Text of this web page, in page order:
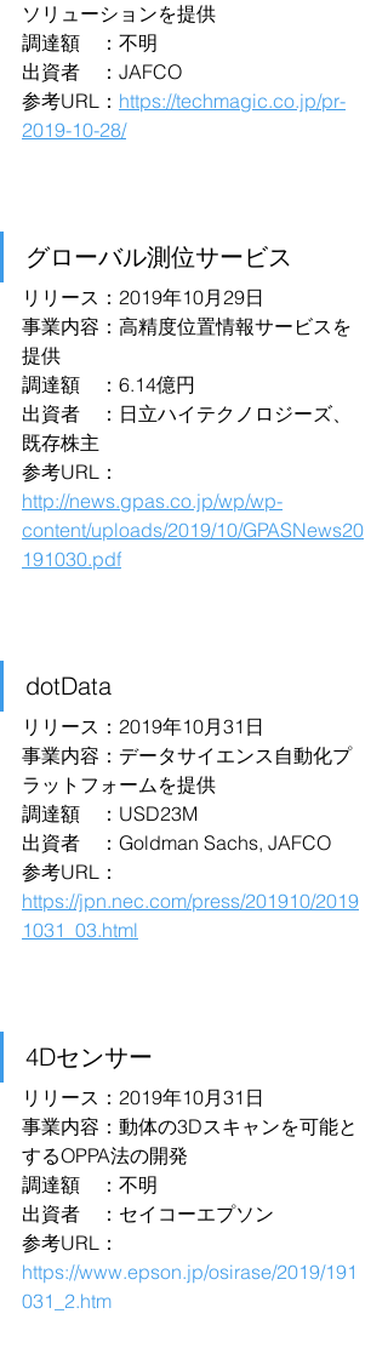
ソリューションを提供
調達額　：不明
出資者　：JAFCO
参考URL： https://techmagic.co.jp/pr-
2019-10-28/
グローバル測位サービス
リリース：2019年10月29日
事業内容：高精度位置情報サービスを
提供
調達額　：6.14億円
出資者　：日立ハイテクノロジーズ、
既存株主
参考URL：
http://news.gpas.co.jp/wp/wp-
content/uploads/2019/10/GPASNews20
191030.pdf
dotData
リリース：2019年10月31日
事業内容：データサイエンス自動化プ
ラットフォームを提供
調達額　：USD23M
出資者　：Goldman Sachs, JAFCO
参考URL：
https://jpn.nec.com/press/201910/2019
1031_03.html
4Dセンサー
リリース：2019年10月31日
事業内容：動体の3Dスキャンを可能と
するOPPA法の開発
調達額　：不明
出資者　：セイコーエプソン
参考URL：
https://www.epson.jp/osirase/2019/191
031_2.htm